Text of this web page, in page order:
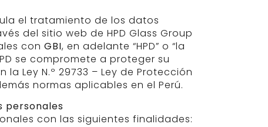
el tratamiento de los datos
del sitio web de HPD Glass Group
con GBI, en adelante “HPD” o “la
se compromete a proteger su
Ley N.º 29733 – Ley de Protección
normas aplicables en el Perú.
personales
con las siguientes finalidades: